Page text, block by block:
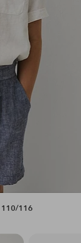
110/116